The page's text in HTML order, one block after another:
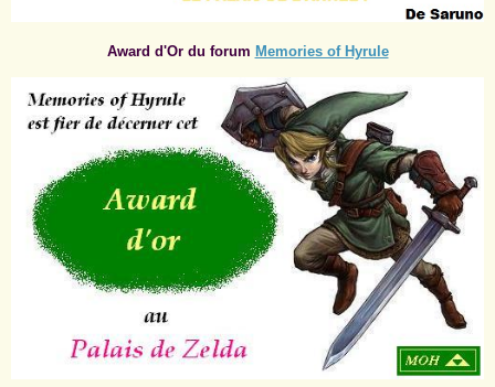
Award d'Or du forum Memories of Hyrule